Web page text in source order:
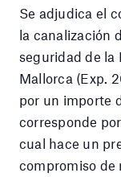
Se adjudica el
la canalización
seguridad de la
Mallorca (Exp.
por un importe
corresponde
cual hace un
compromiso de